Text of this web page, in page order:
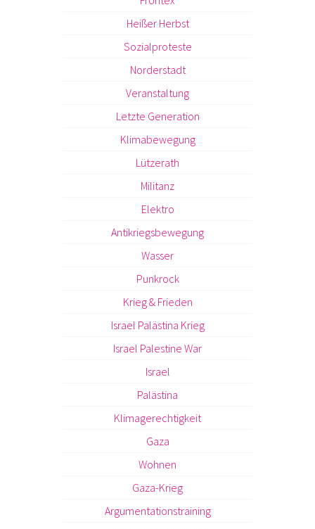
Heißer Herbst
Sozialproteste
Norderstadt
Veranstaltung
Letzte Generation
Klimabewegung
Lützerath
Militanz
Elektro
Antikriegsbewegung
Wasser
Punkrock
Krieg & Frieden
Israel Palästina Krieg
Israel Palestine War
Israel
Palästina
Klimagerechtigkeit
Gaza
Wohnen
Gaza-Krieg
Argumentationstraining